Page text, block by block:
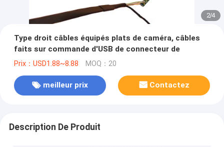
2/4
Type droit câbles équipés plats de caméra, câbles
faits sur commande d'USB de connecteur de
Prix：USD1.88~8.88 MOQ：20
meilleur prix Contactez
Description De Produit